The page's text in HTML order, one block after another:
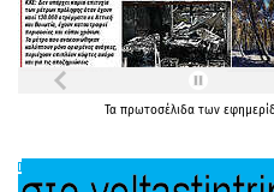
Τα πρωτοσέλιδα των